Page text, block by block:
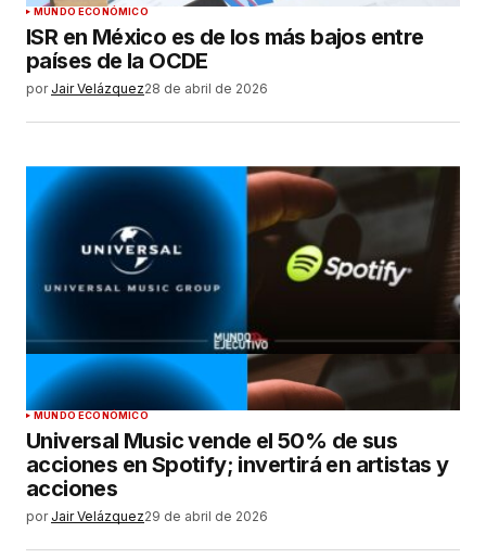
MUNDO ECONÓMICO
ISR en México es de los más bajos entre
países de la OCDE
por Jair Velázquez28 de abril de 2026
MUNDO ECONÓMICO
Universal Music vende el 50% de sus
acciones en Spotify; invertirá en artistas y
acciones
por Jair Velázquez29 de abril de 2026